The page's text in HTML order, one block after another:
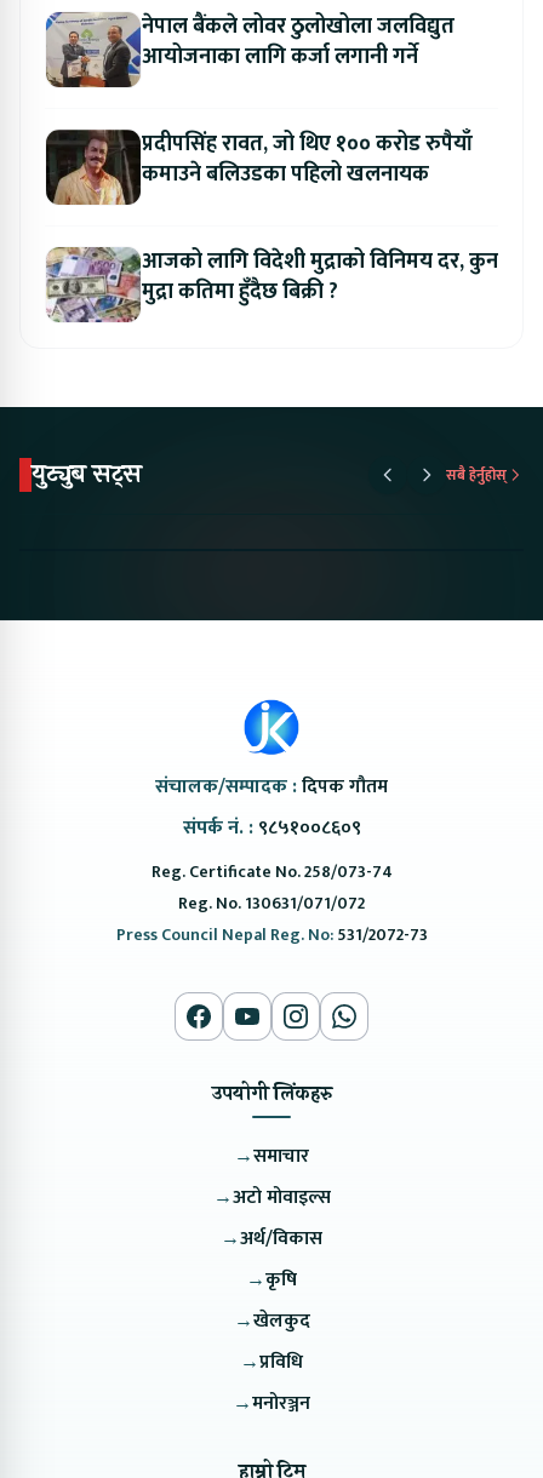
नेपाल बैंकले लोवर ठुलोखोला जलविद्युत
आयोजनाका लागि कर्जा लगानी गर्ने
प्रदीपसिंह रावत, जो थिए १०० करोड रुपैयाँ
कमाउने बलिउडका पहिलो खलनायक
आजको लागि विदेशी मुद्राको विनिमय दर, कुन
मुद्रा कतिमा हुँदैछ बिक्री ?
युट्युब सट्स सबै हेर्नुहोस्
संचालक/सम्पादक :दिपक गौतम
संपर्क नं. : ९८५१००८६०९
Reg. Certificate No. 258/073-74
Reg. No. 130631/071/072
Press Council Nepal Reg. No:531/2072-73
उपयोगी लिंकहरु
→समाचार
→अटो मोवाइल्स
→अर्थ/विकास
→कृषि
→खेलकुद
→प्रविधि
→मनोरञ्जन
हाम्रो टिम